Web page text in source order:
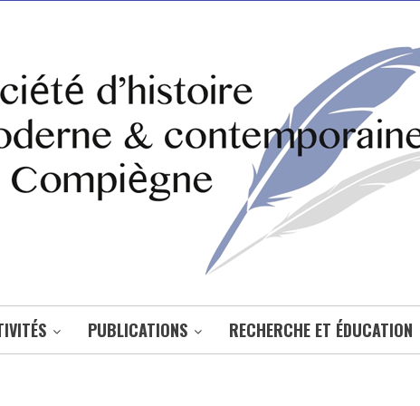
PUBLICATIONS RECHERCHE ET ÉDUCATION